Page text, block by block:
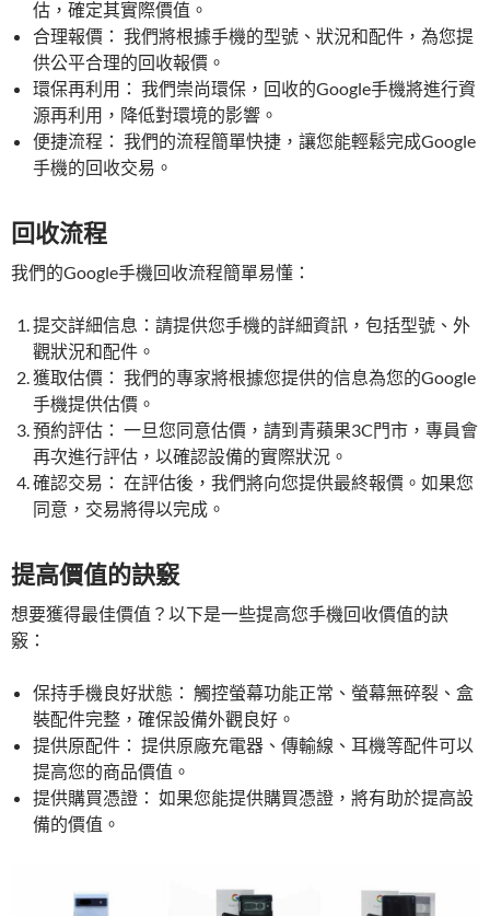
估，確定其實際價值。
合理報價： 我們將根據手機的型號、狀況和配件，為您提
供公平合理的回收報價。
環保再利用： 我們崇尚環保，回收的Google手機將進行資
源再利用，降低對環境的影響。
便捷流程： 我們的流程簡單快捷，讓您能輕鬆完成Google
手機的回收交易。
回收流程
我們的Google手機回收流程簡單易懂：
提交詳細信息：請提供您手機的詳細資訊，包括型號、外
觀狀況和配件。
獲取估價： 我們的專家將根據您提供的信息為您的Google
手機提供估價。
預約評估： 一旦您同意估價，請到青蘋果3C門市，專員會
再次進行評估，以確認設備的實際狀況。
確認交易： 在評估後，我們將向您提供最終報價。如果您
同意，交易將得以完成。
提高價值的訣竅
想要獲得最佳價值？以下是一些提高您手機回收價值的訣
竅：
保持手機良好狀態： 觸控螢幕功能正常、螢幕無碎裂、盒
裝配件完整，確保設備外觀良好。
提供原配件： 提供原廠充電器、傳輸線、耳機等配件可以
提高您的商品價值。
提供購買憑證： 如果您能提供購買憑證，將有助於提高設
備的價值。